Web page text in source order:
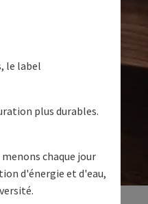
le label
plus durables.
chaque jour
d'énergie et d'eau,